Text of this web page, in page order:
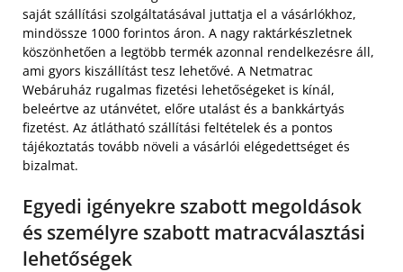
saját szállítási szolgáltatásával juttatja el a vásárlókhoz,
mindössze 1000 forintos áron. A nagy raktárkészletnek
köszönhetően a legtöbb termék azonnal rendelkezésre áll,
ami gyors kiszállítást tesz lehetővé. A Netmatrac
Webáruház rugalmas fizetési lehetőségeket is kínál,
beleértve az utánvétet, előre utalást és a bankkártyás
fizetést. Az átlátható szállítási feltételek és a pontos
tájékoztatás tovább növeli a vásárlói elégedettséget és
bizalmat.
Egyedi igényekre szabott megoldások
és személyre szabott matracválasztási
lehetőségek